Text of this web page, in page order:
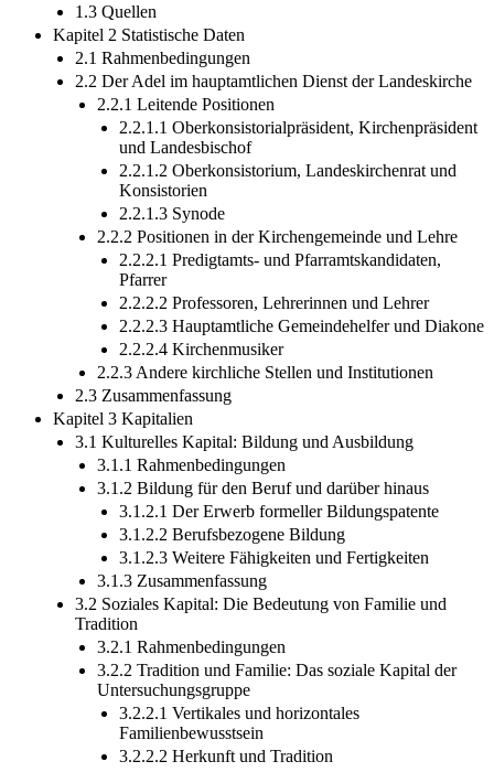
1.3 Quellen
Kapitel 2 Statistische Daten
2.1 Rahmenbedingungen
2.2 Der Adel im hauptamtlichen Dienst der Landeskirche
2.2.1 Leitende Positionen
2.2.1.1 Oberkonsistorialpräsident, Kirchenpräsident
und Landesbischof
2.2.1.2 Oberkonsistorium, Landeskirchenrat und
Konsistorien
2.2.1.3 Synode
2.2.2 Positionen in der Kirchengemeinde und Lehre
2.2.2.1 Predigtamts- und Pfarramtskandidaten,
Pfarrer
2.2.2.2 Professoren, Lehrerinnen und Lehrer
2.2.2.3 Hauptamtliche Gemeindehelfer und Diakone
2.2.2.4 Kirchenmusiker
2.2.3 Andere kirchliche Stellen und Institutionen
2.3 Zusammenfassung
Kapitel 3 Kapitalien
3.1 Kulturelles Kapital: Bildung und Ausbildung
3.1.1 Rahmenbedingungen
3.1.2 Bildung für den Beruf und darüber hinaus
3.1.2.1 Der Erwerb formeller Bildungspatente
3.1.2.2 Berufsbezogene Bildung
3.1.2.3 Weitere Fähigkeiten und Fertigkeiten
3.1.3 Zusammenfassung
3.2 Soziales Kapital: Die Bedeutung von Familie und
Tradition
3.2.1 Rahmenbedingungen
3.2.2 Tradition und Familie: Das soziale Kapital der
Untersuchungsgruppe
3.2.2.1 Vertikales und horizontales
Familienbewusstsein
3.2.2.2 Herkunft und Tradition